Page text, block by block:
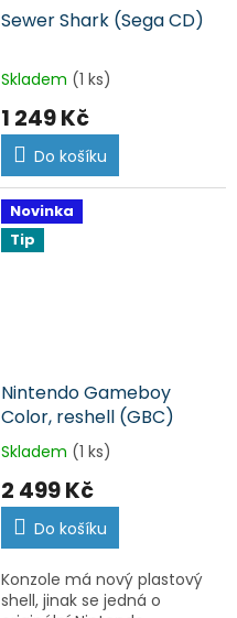
Sewer Shark (Sega CD)
Skladem (1 ks)
1 249 Kč
Do košíku
Novinka
Tip
Nintendo Gameboy
Color, reshell (GBC)
Skladem (1 ks)
2 499 Kč
Do košíku
Konzole má nový plastový
shell, jinak se jedná o